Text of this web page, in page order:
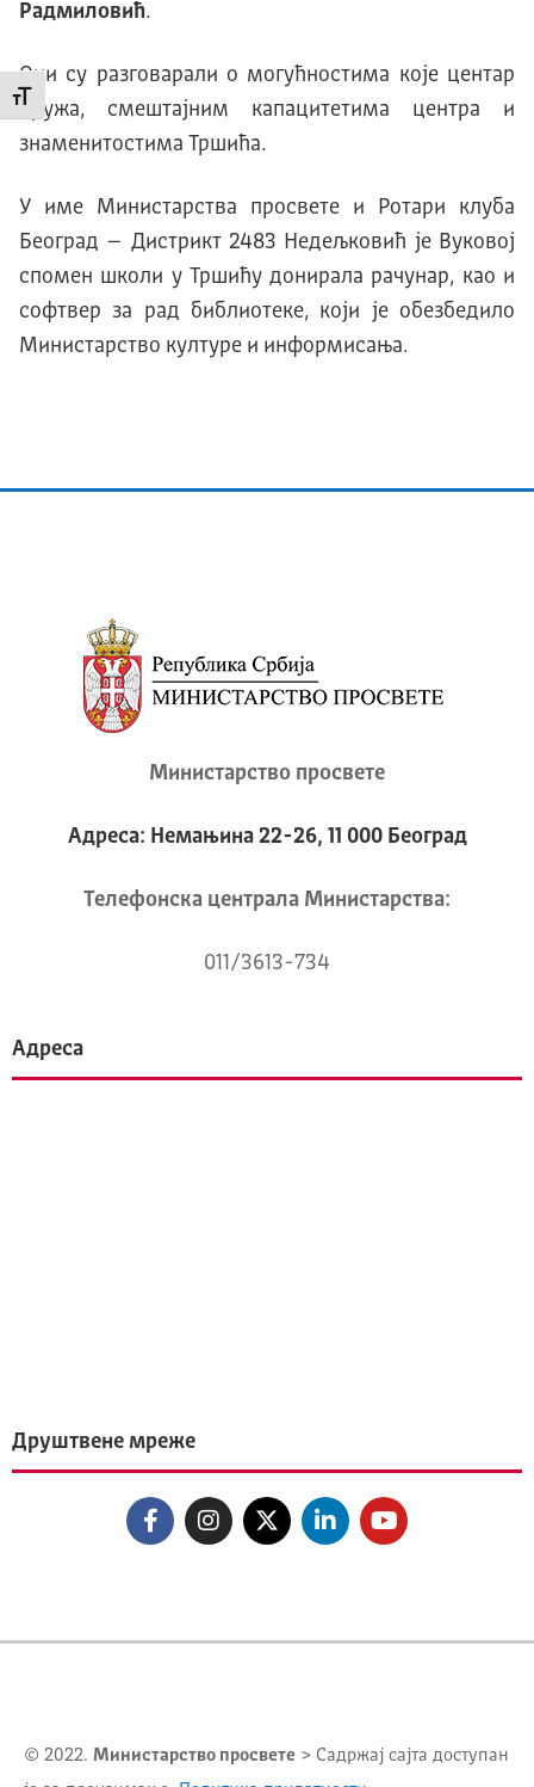
Промени величину слова
Радмиловић.
Они су разговарали о могућностима које центар
пружа, смештајним капацитетима центра и
знаменитостима Тршића.
У име Министарства просвете и Ротари клуба
Београд – Дистрикт 2483 Недељковић је Вуковој
спомен школи у Тршићу донирала рачунар, као и
софтвер за рад библиотеке, који је обезбедило
Министарство културе и информисања.
Министарство просвете
Адреса: Немањина 22-26, 11 000 Београд
Телeфонска централа Mинистарства:
011/3613-734
Адреса
Друштвене мреже
© 2022. Министарство просвете > Садржај сајта доступан